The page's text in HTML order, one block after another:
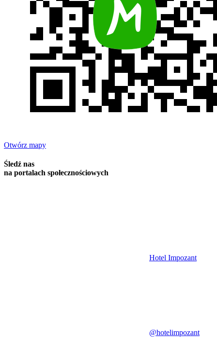
Otwórz mapy
Śledź nas
na portalach społecznościowych
Hotel Impozant
@hotelimpozant